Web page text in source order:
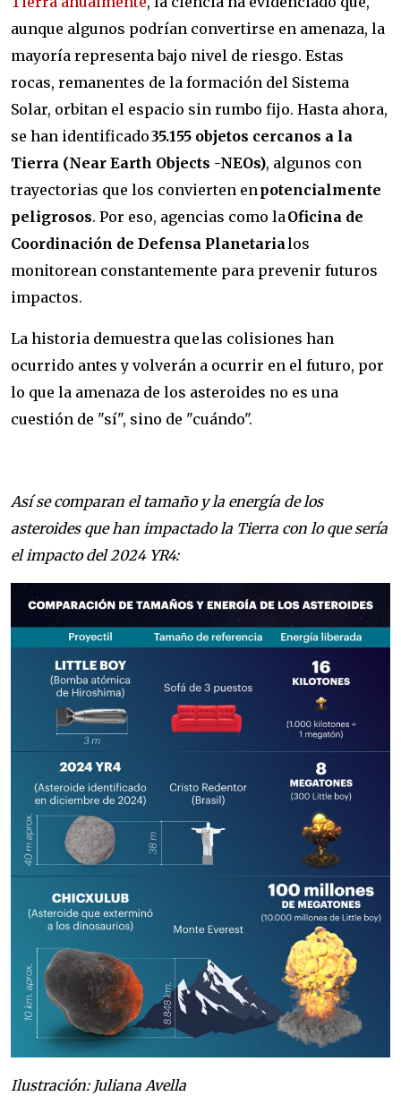
aunque algunos podrían convertirse en amenaza, la
mayoría representa bajo nivel de riesgo. Estas
rocas, remanentes de la formación del Sistema
Solar, orbitan el espacio sin rumbo fijo. Hasta ahora,
se han identificado35.155 objetos cercanos a la
Tierra (Near Earth Objects -NEOs), algunos con
trayectorias que los convierten enpotencialmente
peligrosos. Por eso, agencias como laOficina de
Coordinación de Defensa Planetarialos
monitorean constantemente para prevenir futuros
impactos.
La historia demuestra que las colisiones han
ocurrido antes y volverán a ocurrir en el futuro, por
lo que la amenaza de los asteroides no es una
cuestión de "sí", sino de "cuándo".
Así se comparan el tamaño y la energía de los
asteroides que han impactado la Tierra con lo que sería
el impacto del 2024 YR4:
Ilustración: Juliana Avella